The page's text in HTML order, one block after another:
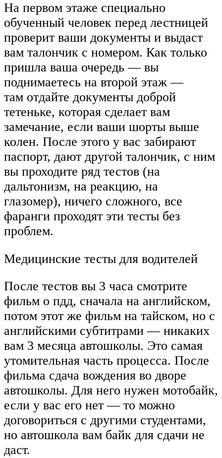
На первом этаже специально
обученный человек перед лестницей
проверит ваши документы и выдаст
вам талончик с номером. Как только
пришла ваша очередь — вы
поднимаетесь на второй этаж —
там отдайте документы доброй
тетеньке, которая сделает вам
замечание, если ваши шорты выше
колен. После этого у вас забирают
паспорт, дают другой талончик, с ним
вы проходите ряд тестов (на
дальтонизм, на реакцию, на
глазомер), ничего сложного, все
фаранги проходят эти тесты без
проблем.
Медицинские тесты для водителей
После тестов вы 3 часа смотрите
фильм о пдд, сначала на английском,
потом этот же фильм на тайском, но с
английскими субтитрами — никаких
вам 3 месяца автошколы. Это самая
утомительная часть процесса. После
фильма сдача вождения во дворе
автошколы. Для него нужен мотобайк,
если у вас его нет — то можно
договориться с другими студентами,
но автошкола вам байк для сдачи не
даст.